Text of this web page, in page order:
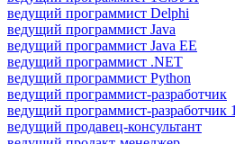
ведущий программист Delphi
ведущий программист Java
ведущий программист Java EE
ведущий программист .NET
ведущий программист Python
ведущий программист-разработчик
ведущий программист-разработчик
ведущий продавец-консультант